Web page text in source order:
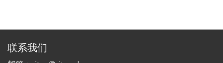
联系我们